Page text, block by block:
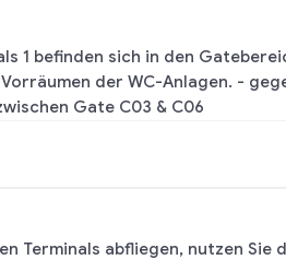
1 befinden sich in den
der WC-Anlagen. -
Gate C03 & C06
Terminals abfliegen, nutzen